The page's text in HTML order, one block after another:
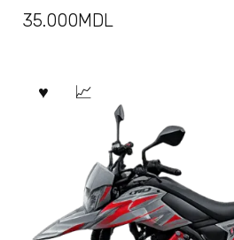
35.000MDL